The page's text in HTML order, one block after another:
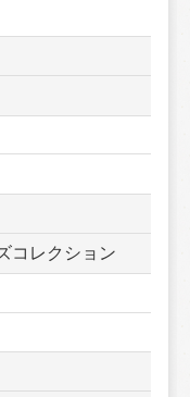
コレクション